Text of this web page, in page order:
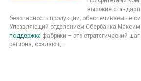
высокие
безопасность продукции, обеспечиваемые
Управляющий отделением Сбербанка Максим
поддержка фабрики – это стратегический шаг
региона, создающ...